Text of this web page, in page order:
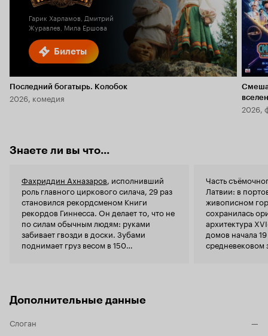
Билеты
Гарик Харламов, Дмитрий
Журавлев, Мила Ершова
Последний богатырь. Колобок
2026, комедия
2026,
Знаете ли вы что...
Фахриддин Ахназаров, исполнивший
роль главного циркового силача, 29 раз
становился рекордсменом Книги
рекордов Гиннесса. Он делает то, что не
по силам обычным людям: руками
забивает гвозди в доски. Зубами
поднимает груз весом в 150
Часть
Латвии: в
живописном
сохранилась
архитектура
домов начала
средневековом
Дополнительные данные
Слоган
—